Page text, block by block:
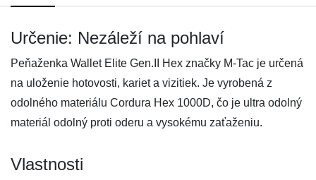
Určenie: Nezáleží na pohlaví
Peňaženka Wallet Elite Gen.II Hex značky M-Tac je určená
na uloženie hotovosti, kariet a vizitiek. Je vyrobená z
odolného materiálu Cordura Hex 1000D, čo je ultra odolný
materiál odolný proti oderu a vysokému zaťaženiu.
Vlastnosti